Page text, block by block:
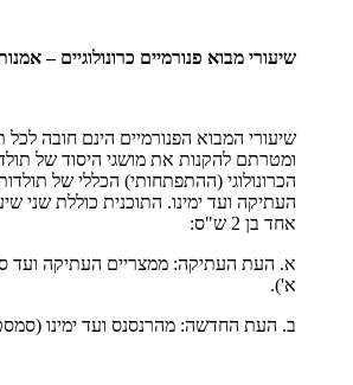
שיעורי מבוא פנורמיים כרונולוגיים –
שיעורי המבוא הפנורמיים הינם חובה
ומטרתם להקנות את מושגי היסוד של
הכרונולוגי (ההתפתחותי) הכללי של
העתיקה ועד ימינו. התוכנית כוללת שני
אחד בן 2 ש"ס:
א. העת העתיקה: ממצריים העתיקה ועד
א').
ב. העת החדשה: מהרנסנס ועד ימינו